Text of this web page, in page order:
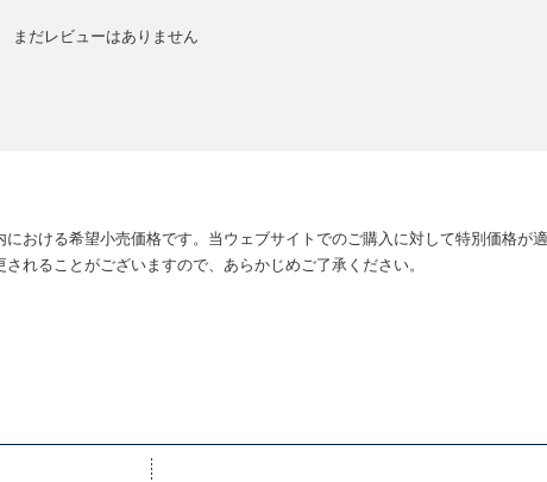
まだレビューはありません
おける希望小売価格です。当ウェブサイトでのご購入に対して特別価格が
れることがございますので、あらかじめご了承ください。